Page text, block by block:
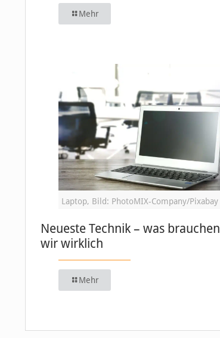
Mehr
Laptop, Bild: PhotoMIX-Company/Pixabay
Neueste Technik – was brauchen
wir wirklich
Mehr